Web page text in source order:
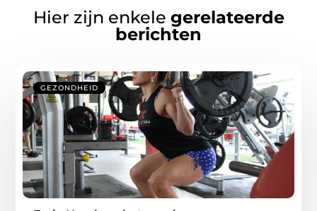
Hier zijn enkele gerelateerde
berichten
GEZONDHEID